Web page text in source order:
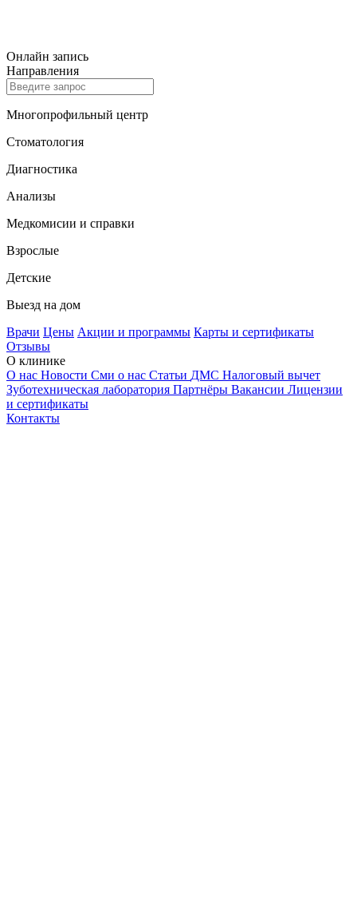
Онлайн запись
Направления
Многопрофильный центр
Стоматология
Диагностика
Анализы
Медкомисии и справки
Взрослые
Детские
Выезд на дом
Врачи Цены Акции и программы Карты и сертификаты
Отзывы
О клинике
О нас Новости Сми о нас Статьи ДМС Налоговый вычет
Зуботехническая лаборатория Партнёры Вакансии Лицензии
и сертификаты
Контакты